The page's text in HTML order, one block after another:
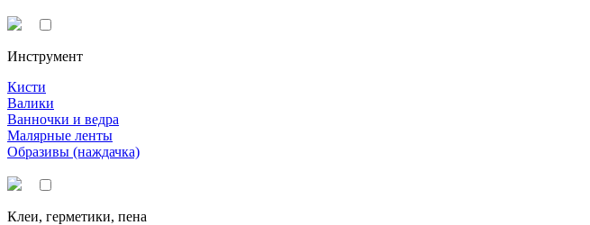
Инструмент
Кисти
Валики
Ванночки и ведра
Малярные ленты
Образивы (наждачка)
Клеи, герметики, пена